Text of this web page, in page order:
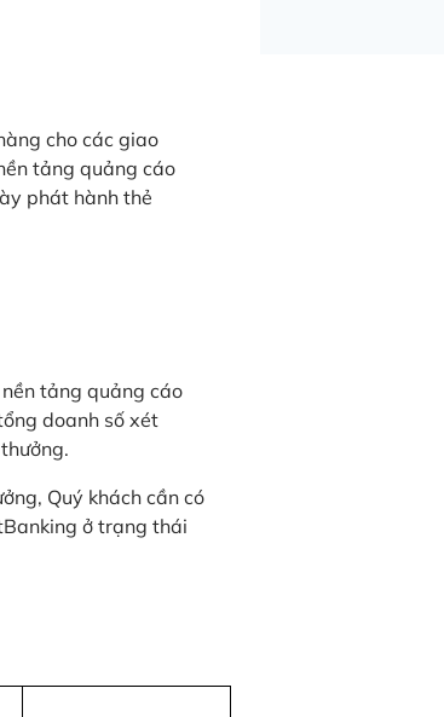
cho các giao
tảng quảng cáo
phát hành thẻ
tảng quảng cáo
doanh số xét
Quý khách cần có
ở trạng thái